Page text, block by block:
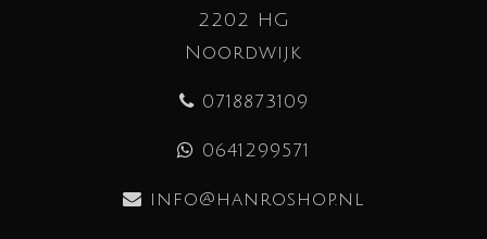
2202 HG
Noordwijk
0718873109
0641299571
info@hanroshop.nl